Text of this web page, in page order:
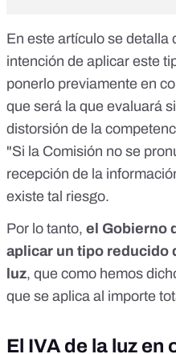
En este artículo se detalla
intención de aplicar este
ponerlo previamente en
que será la que evaluará
distorsión de la
"Si la Comisión no se
recepción de la
existe tal riesgo.
Por lo tanto, el Gobierno
aplicar un tipo reducido
luz, que como hemos
que se aplica al importe
El IVA de la luz en